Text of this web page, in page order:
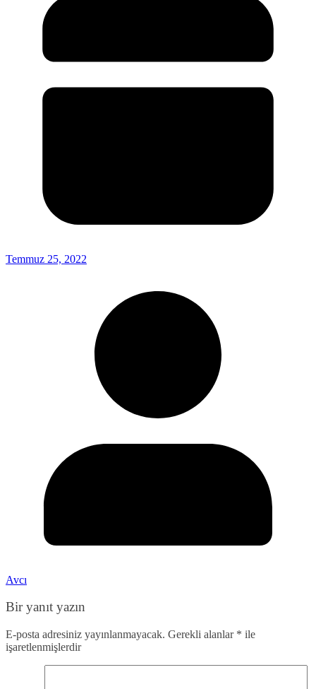
Temmuz 25, 2022
Avcı
Bir yanıt yazın
E-posta adresiniz yayınlanmayacak. Gerekli alanlar * ile
işaretlenmişlerdir